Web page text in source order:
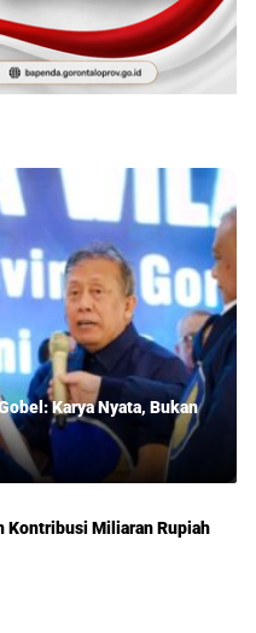
Karya Nyata, Bukan
Kontribusi Miliaran Rupiah